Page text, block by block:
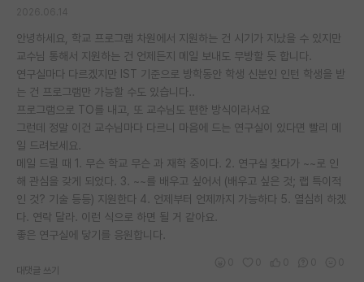
안녕하세요, 학교 프로그램 차원에서 지원하는 건 시기가 지났을 수 있지만
교수님 통해서 지원하는 건 언제든지 메일 보내도 무방할 듯 합니다.
연구실마다 다르겠지만 IST 기준으로 방학동안 학생 신분인 인턴 학생을 받
는 건 프로그램만 가능할 수도 있습니다..
프로그램으로 TO를 내고, 또 교수님도 편한 방식이라서요
그런데 정말 이건 교수님마다 다르니 마음에 드는 연구실이 있다면 빨리 메
일 드려보세요.
메일 드릴 때 1. 무슨 학교 무슨 과 재학 중이다. 2. 연구실 찾다가 ~~로 인
해 관심을 갖게 되었다. 3. ~~를 배우고 싶어서 (배우고 싶은 것; 랩 특이적
인 것? 기술 등등) 지원한다 4. 언제부터 언제까지 가능하다 5. 열심히 하겠
다. 연락 달라. 이런 식으로 하면 될 거 같아요.
좋은 연구실에 닿기를 응원합니다.
대댓글 쓰기